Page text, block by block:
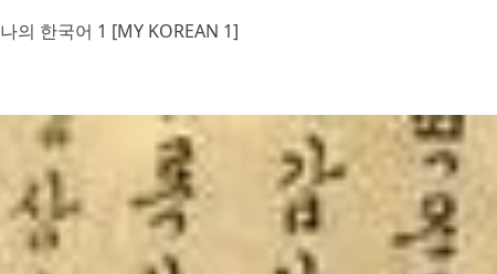
나의 한국어 1 [MY KOREAN 1]